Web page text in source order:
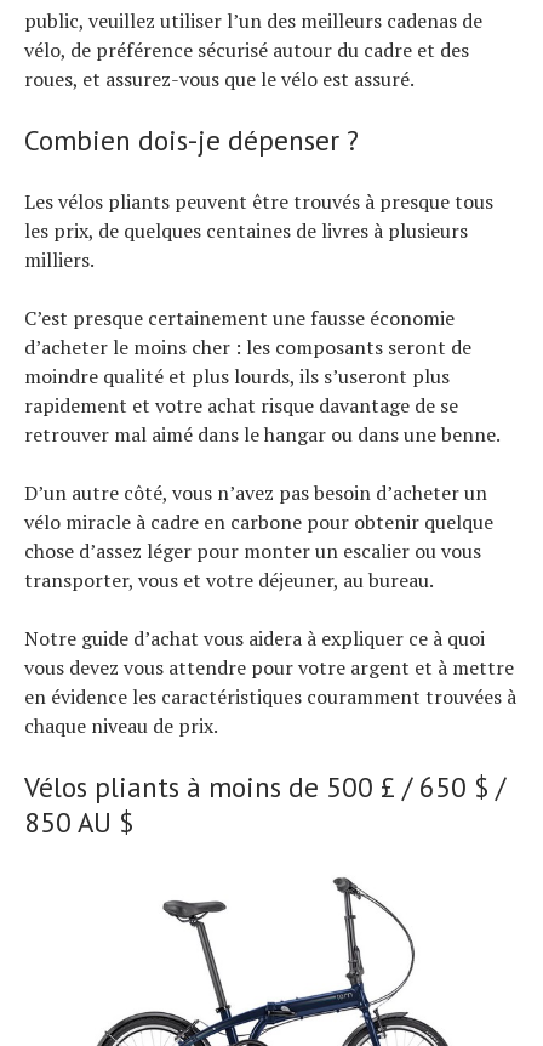
public, veuillez utiliser l’un des meilleurs cadenas de
vélo, de préférence sécurisé autour du cadre et des
roues, et assurez-vous que le vélo est assuré.
Combien dois-je dépenser ?
Les vélos pliants peuvent être trouvés à presque tous
les prix, de quelques centaines de livres à plusieurs
milliers.
C’est presque certainement une fausse économie
d’acheter le moins cher : les composants seront de
moindre qualité et plus lourds, ils s’useront plus
rapidement et votre achat risque davantage de se
retrouver mal aimé dans le hangar ou dans une benne.
D’un autre côté, vous n’avez pas besoin d’acheter un
vélo miracle à cadre en carbone pour obtenir quelque
chose d’assez léger pour monter un escalier ou vous
transporter, vous et votre déjeuner, au bureau.
Notre guide d’achat vous aidera à expliquer ce à quoi
vous devez vous attendre pour votre argent et à mettre
en évidence les caractéristiques couramment trouvées à
chaque niveau de prix.
Vélos pliants à moins de 500 £ / 650 $ /
850 AU $